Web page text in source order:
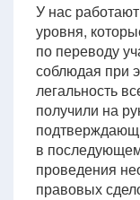
У нас
уровня,
по переводу
соблюдая при
легальность
получили на
в
проведения
правовых